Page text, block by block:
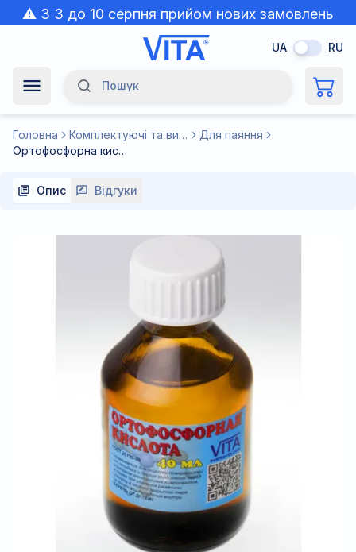
⚠️ З 3 до 10 серпня прийом нових замовлень
призупинено через спеку.
UA RU
Пошук
Головна Комплектуючі та витратні матеріали до зварювального обладнання
Для паяння
Ортофосфорна кислота для паяння 40 мл (скляна банка)
Опис Відгуки